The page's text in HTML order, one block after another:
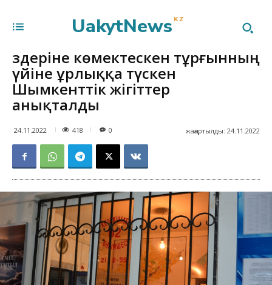
UakytNews KZ
Өздеріне көмектескен тұрғынның
үйіне ұрлыққа түскен
Шымкенттік жігіттер
анықталды
24.11.2022 418 жаңартылды: 24.11.2022
0